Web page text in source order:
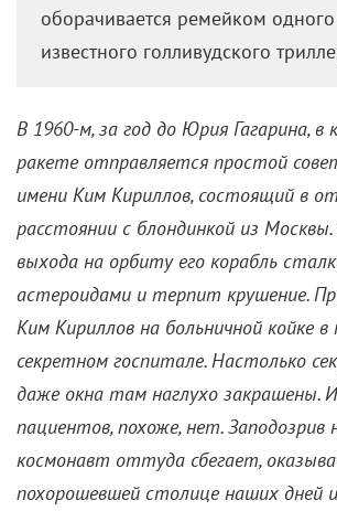
оборачивается ремейком
известного голливудского
В 1960-м, за год до Юрия Гагарина, в
ракете отправляется простой
имени Ким Кириллов, состоящий в
расстоянии с блондинкой из Москвы.
выхода на орбиту его корабль
астероидами и терпит крушение.
Ким Кириллов на больничной койке в
секретном госпитале. Настолько
даже окна там наглухо закрашены.
пациентов, похоже, нет. Заподозрив
космонавт оттуда сбегает,
похорошевшей столице наших дней